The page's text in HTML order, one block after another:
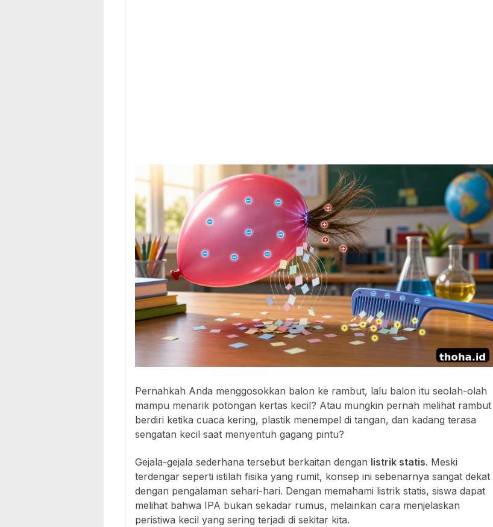
Pernahkah Anda menggosokkan balon ke rambut, lalu balon itu seolah-olah
mampu menarik potongan kertas kecil? Atau mungkin pernah melihat rambut
berdiri ketika cuaca kering, plastik menempel di tangan, dan kadang terasa
sengatan kecil saat menyentuh gagang pintu?
Gejala-gejala sederhana tersebut berkaitan dengan listrik statis. Meski
terdengar seperti istilah fisika yang rumit, konsep ini sebenarnya sangat dekat
dengan pengalaman sehari-hari. Dengan memahami listrik statis, siswa dapat
melihat bahwa IPA bukan sekadar rumus, melainkan cara menjelaskan
peristiwa kecil yang sering terjadi di sekitar kita.